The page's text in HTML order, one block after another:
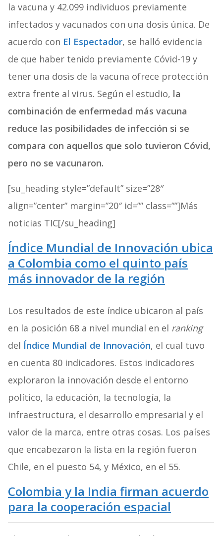
la vacuna y 42.099 individuos previamente
infectados y vacunados con una dosis única. De
acuerdo con El Espectador, se halló evidencia
de que haber tenido previamente Cóvid-19 y
tener una dosis de la vacuna ofrece protección
extra frente al virus. Según el estudio, la
combinación de enfermedad más vacuna
reduce las posibilidades de infección si se
compara con aquellos que solo tuvieron Cóvid,
pero no se vacunaron.
[su_heading style=”default” size=”28″
align=”center” margin=”20″ id=”” class=””]Más
noticias TIC[/su_heading]
Índice Mundial de Innovación ubica
a Colombia como el quinto país
más innovador de la región
Los resultados de este índice ubicaron al país
en la posición 68 a nivel mundial en el ranking
del Índice Mundial de Innovación, el cual tuvo
en cuenta 80 indicadores. Estos indicadores
exploraron la innovación desde el entorno
político, la educación, la tecnología, la
infraestructura, el desarrollo empresarial y el
valor de la marca, entre otras cosas. Los países
que encabezaron la lista en la región fueron
Chile, en el puesto 54, y México, en el 55.
Colombia y la India firman acuerdo
para la cooperación espacial